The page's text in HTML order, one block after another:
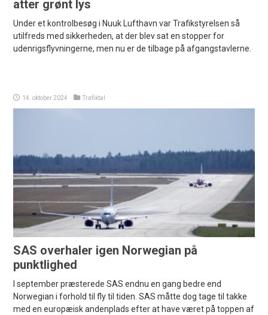
atter grønt lys
Under et kontrolbesøg i Nuuk Lufthavn var Trafikstyrelsen så
utilfreds med sikkerheden, at der blev sat en stopper for
udenrigsflyvningerne, men nu er de tilbage på afgangstavlerne.
14. oktober 2024 Trafiktal
SAS overhaler igen Norwegian på
punktlighed
I september præsterede SAS endnu en gang bedre end
Norwegian i forhold til fly til tiden. SAS måtte dog tage til takke
med en europæisk andenplads efter at have været på toppen af